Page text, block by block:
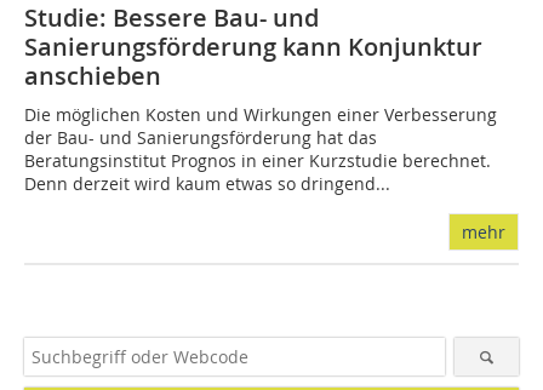
Studie: Bessere Bau- und
Sanierungsförderung kann Konjunktur
anschieben
Die möglichen Kosten und Wirkungen einer Verbesserung
der Bau- und Sanierungsförderung hat das
Beratungsinstitut Prognos in einer Kurzstudie berechnet.
Denn derzeit wird kaum etwas so dringend...
mehr